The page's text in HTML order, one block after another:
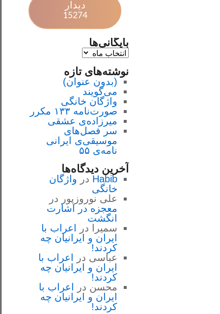
دیدار
15274
بایگانی‌ها
نوشته‌های تازه
(بدون عنوان)
می‌گویند
واژگان خانگی
صورت‌نامه ۱۳۳ مکرر
میرزاده‌ی عشقی
سر فصل‌هاى
موسيقى‌ی ايرانى
نامه‌ی ۵۵
آخرین دیدگاه‌ها
Habib در واژگان
خانگی
علی نوروزپور در
معجزه در اشارت
انگشت
سمیرا
در
اعراب با
ايران و ايرانيان چه
كردند!
عباسی در
اعراب با
ايران و ايرانيان چه
كردند!
محسن در
اعراب با
ايران و ايرانيان چه
كردند!